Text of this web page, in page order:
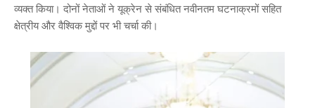
व्यक्त किया। दोनों नेताओं ने यूक्रेन से संबंधित नवीनतम घटनाक्रमों सहित
क्षेत्रीय और वैश्विक मुद्दों पर भी चर्चा की।